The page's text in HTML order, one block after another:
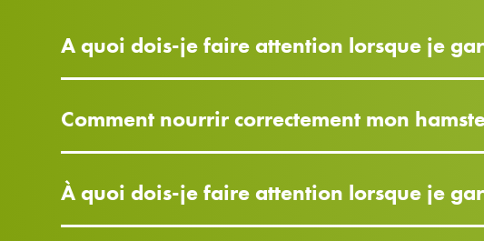
A quoi dois-je faire attention lorsque je
Comment nourrir correctement mon
À quoi dois-je faire attention lorsque je